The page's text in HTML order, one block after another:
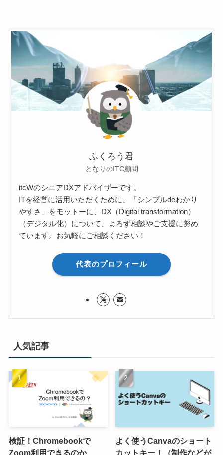
ふくろう君
となりのITC顧問
itcWのシニアDXアドバイザーです。
ITを経営に活用いただくために、「シンプルdeわかり
やすさ」をモットーに、DX（Digital transformation）
（デジタル化）について、よろず相談やご支援に努め
ています。お気軽にご相談ください！
代表のプロフィール
人気記事
検証！Chromebookで
Zoom利用できるのか
よく使うCanvaのショート
カットキー！（制作などが